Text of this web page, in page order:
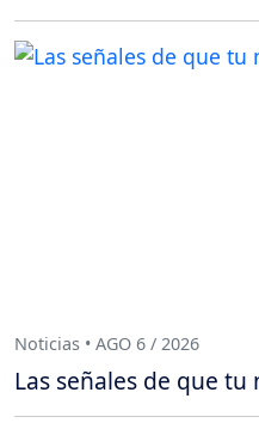
Noticias • AGO 6 / 2026
Las señales de que